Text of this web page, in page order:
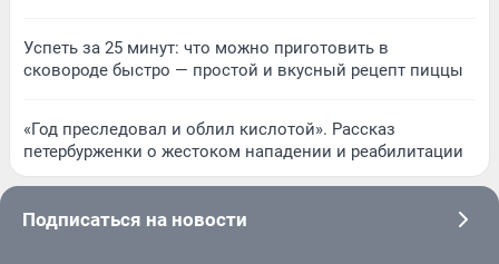
Успеть за 25 минут: что можно приготовить в
сковороде быстро — простой и вкусный рецепт пиццы
«Год преследовал и облил кислотой». Рассказ
петербурженки о жестоком нападении и реабилитации
Подписаться на новости